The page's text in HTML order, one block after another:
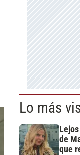
Lo más
de
que